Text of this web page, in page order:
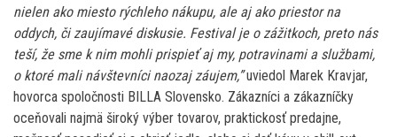
nielen ako miesto rýchleho nákupu, ale aj ako priestor na
oddych, či zaujímavé diskusie. Festival je o zážitkoch, preto nás
teší, že sme k nim mohli prispieť aj my, potravinami a službami,
o ktoré mali návštevníci naozaj záujem,”uviedol Marek Kravjar,
hovorca spoločnosti BILLA Slovensko. Zákazníci a zákazníčky
oceňovali najmä široký výber tovarov, praktickosť predajne,